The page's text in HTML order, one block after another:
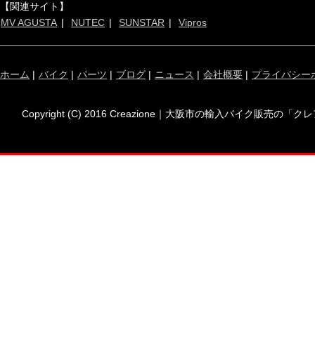
【関連サイト】
MV AGUSTA
NUTEC SUNSTAR Vipros
ホーム | バイク | パーツ | ブログ | ニュース | 会社概要 | プライバシー
Copyright (C) 2016 Creazione｜大阪市の輸入バイク販売の「ク